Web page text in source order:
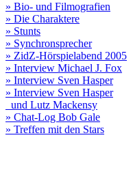
» Bio- und Filmografien
» Die Charaktere
» Stunts
» Synchronsprecher
» ZidZ-Hörspielabend 2005
» Interview Michael J. Fox
» Interview Sven Hasper
» Interview Sven Hasper
und Lutz Mackensy
» Chat-Log Bob Gale
» Treffen mit den Stars